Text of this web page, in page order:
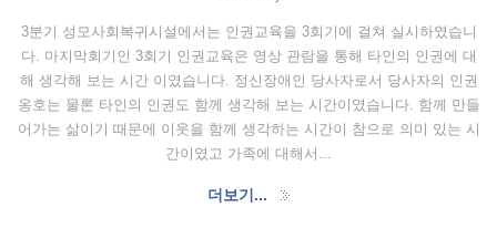
3분기 성모사회복귀시설에서는 인권교육을 3회기에 걸쳐 실시하였습니
다. 마지막회기인 3회기 인권교육은 영상 관람을 통해 타인의 인권에 대
해 생각해 보는 시간 이였습니다. 정신장애인 당사자로서 당사자의 인권
옹호는 물론 타인의 인권도 함께 생각해 보는 시간이였습니다. 함께 만들
어가는 삶이기 때문에 이웃을 함께 생각하는 시간이 참으로 의미 있는 시
간이였고 가족에 대해서...
더보기...